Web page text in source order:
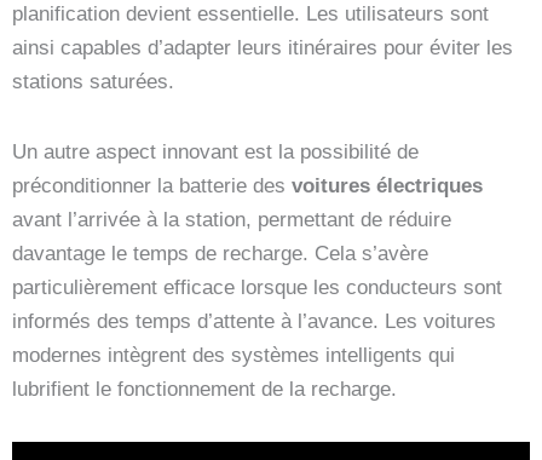
planification devient essentielle. Les utilisateurs sont
ainsi capables d’adapter leurs itinéraires pour éviter les
stations saturées.
Un autre aspect innovant est la possibilité de
préconditionner la batterie des voitures électriques
avant l’arrivée à la station, permettant de réduire
davantage le temps de recharge. Cela s’avère
particulièrement efficace lorsque les conducteurs sont
informés des temps d’attente à l’avance. Les voitures
modernes intègrent des systèmes intelligents qui
lubrifient le fonctionnement de la recharge.